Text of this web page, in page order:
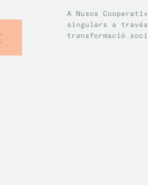
A Nusos
singulars a
transformació